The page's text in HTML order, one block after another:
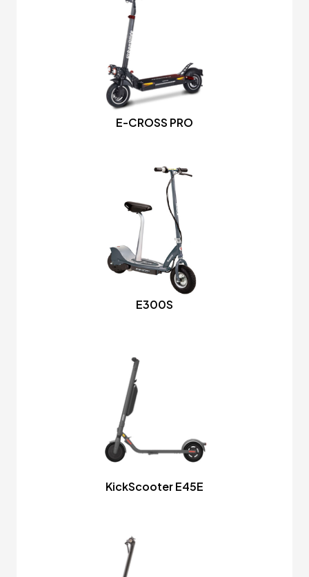
E-CROSS PRO
E300S
KickScooter E45E